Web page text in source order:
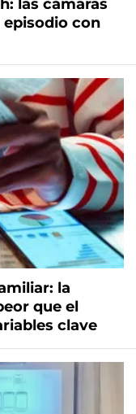
las cámaras
con
la
que el
clave